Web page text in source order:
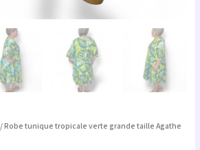
/ Robe tunique tropicale verte grande taille Agathe